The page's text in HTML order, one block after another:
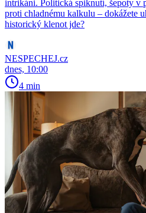
intrikáni. Politická spiknutí, šepoty v
proti chladnému kalkulu – dokážete
historický klenot jde?
NESPECHEJ.cz
dnes, 10:00
4 min